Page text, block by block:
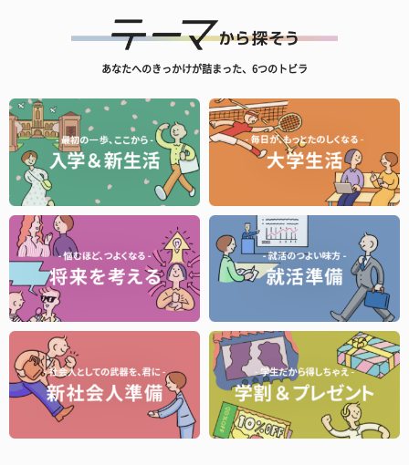
あなたへのきっかけが詰まった、6つのトビラ